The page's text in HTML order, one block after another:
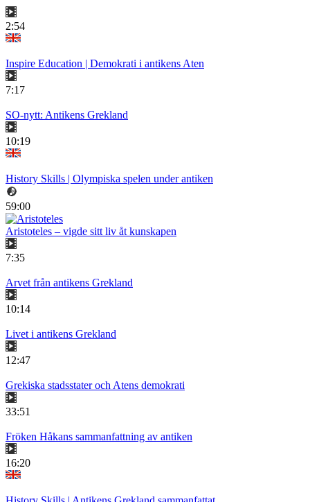
2:54
Inspire Education | Demokrati i antikens Aten
7:17
SO-nytt: Antikens Grekland
10:19
History Skills | Olympiska spelen under antiken
59:00
Aristoteles – vigde sitt liv åt kunskapen
7:35
Arvet från antikens Grekland
10:14
Livet i antikens Grekland
12:47
Grekiska stadsstater och Atens demokrati
33:51
Fröken Håkans sammanfattning av antiken
16:20